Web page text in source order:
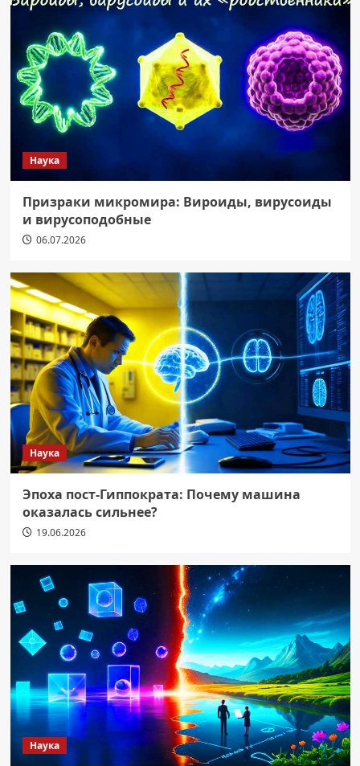
Наука
Призраки микромира: Вироиды, вирусоиды
и вирусоподобные
06.07.2026
Наука
Эпоха пост-Гиппократа: Почему машина
оказалась сильнее?
19.06.2026
Наука